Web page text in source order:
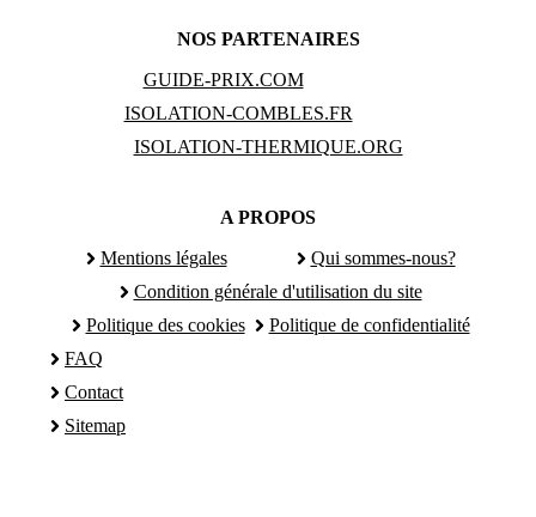
NOS PARTENAIRES
GUIDE-PRIX.COM
ISOLATION-COMBLES.FR
ISOLATION-THERMIQUE.ORG
A PROPOS
Mentions légales
Qui sommes-nous?
Condition générale d'utilisation du site
Politique des cookies
Politique de confidentialité
FAQ
Contact
Sitemap